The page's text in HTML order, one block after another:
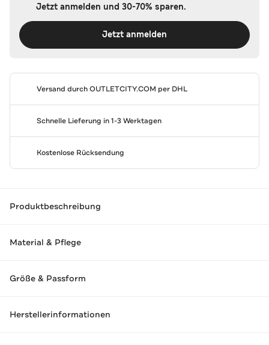
Jetzt anmelden und 30-70% sparen.
Jetzt anmelden
Versand durchOUTLETCITY.COM per DHL
Schnelle Lieferung in 1-3 Werktagen
Kostenlose Rücksendung
Produktbeschreibung
Material & Pflege
Größe & Passform
Herstellerinformationen